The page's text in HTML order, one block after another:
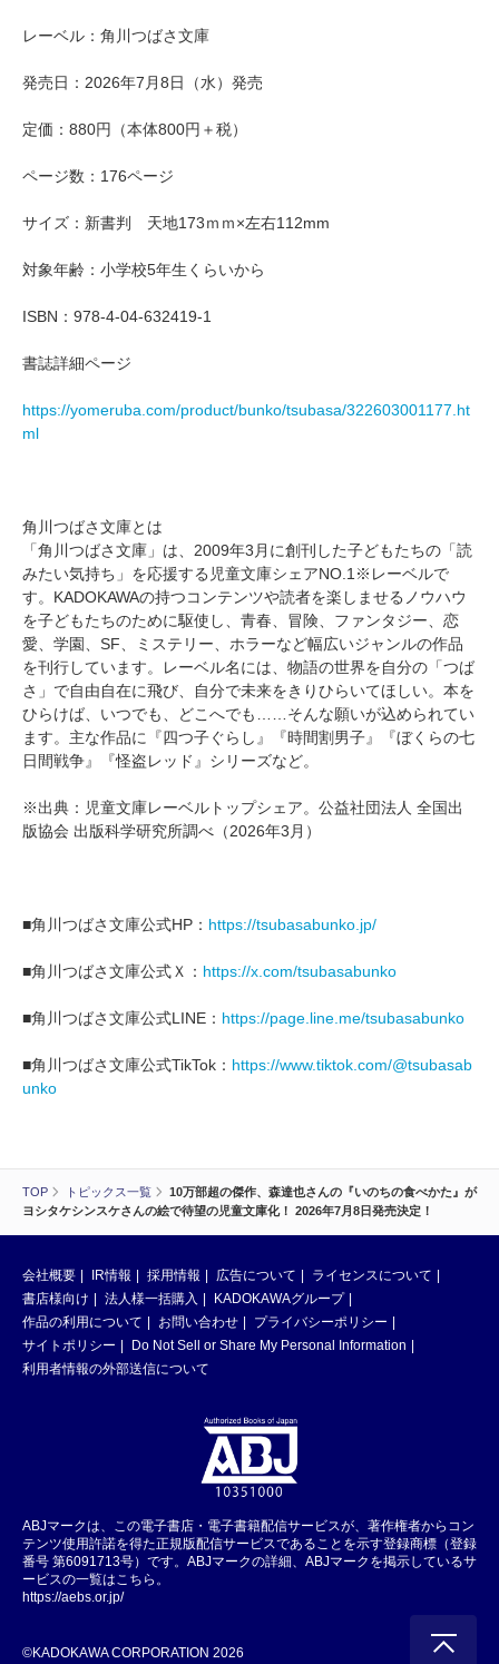
TOP トピックス一覧
10万部超の傑作、森達也さんの『いのちの食べかた』が
ヨシタケシンスケさんの絵で待望の児童文庫化！ 2026年7月8日発売決定！
レーベル：角川つばさ文庫
発売日：2026年7月8日（水）発売
定価：880円（本体800円＋税）
ページ数：176ページ
サイズ：新書判 天地173ｍｍ×左右112mm
対象年齢：小学校5年生くらいから
ISBN：978-4-04-632419-1
書誌詳細ページ
https://yomeruba.com/product/bunko/tsubasa/322603001177.ht
ml
角川つばさ文庫とは
「角川つばさ文庫」は、2009年3月に創刊した子どもたちの「読
みたい気持ち」を応援する児童文庫シェアNO.1※レーベルで
す。KADOKAWAの持つコンテンツや読者を楽しませるノウハウ
を子どもたちのために駆使し、青春、冒険、ファンタジー、恋
愛、学園、SF、ミステリー、ホラーなど幅広いジャンルの作品
を刊行しています。レーベル名には、物語の世界を自分の「つば
さ」で自由自在に飛び、自分で未来をきりひらいてほしい。本を
ひらけば、いつでも、どこへでも……そんな願いが込められてい
ます。主な作品に『四つ子ぐらし』『時間割男子』『ぼくらの七
日間戦争』『怪盗レッド』シリーズなど。
※出典：児童文庫レーベルトップシェア。公益社団法人 全国出
版協会 出版科学研究所調べ（2026年3月）
■角川つばさ文庫公式HP： https://tsubasabunko.jp/
■角川つばさ文庫公式Ｘ： https://x.com/tsubasabunko
■角川つばさ文庫公式LINE： https://page.line.me/tsubasabunko
■角川つばさ文庫公式TikTok： https://www.tiktok.com/@tsubasab
unko
会社概要 IR情報 採用情報 広告について
ライセンスについて
書店様向け
法人様一括購入
KADOKAWAグループ
作品の利用について
お問い合わせ
プライバシーポリシー
サイトポリシー
Do Not Sell or Share My Personal Information
利用者情報の外部送信について
ABJマークは、この電子書店・電子書籍配信サービスが、著作権者からコン
テンツ使用許諾を得た正規版配信サービスであることを示す登録商標（登録
番号 第6091713号）です。ABJマークの詳細、ABJマークを掲示しているサ
ービスの一覧はこちら。
https://aebs.or.jp/
©KADOKAWA CORPORATION 2026